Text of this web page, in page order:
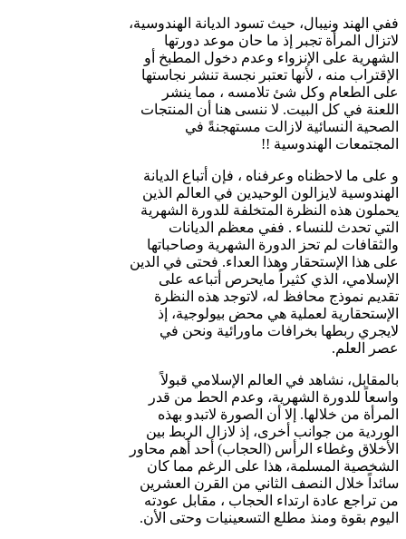
ففي الهند ونيبال، حيث تسود الديانة الهندوسية،
لاتزال المرأة تجبر إذ ما حان موعد دورتها
الشهرية على الإنزواء وعدم دخول المطبخ أو
الإقتراب منه ، لأنها تعتبر نجسة تنشر نجاستها
على الطعام وكل شئ تلامسه ، مما ينشر
اللعنة في كل البيت. لا ننسى هنا أن المنتجات
الصحية النسائية لازالت مستهجنةً في
المجتمعات الهندوسية !!
و على ما لاحظناه وعرفناه ، فإن أتباع الديانة
الهندوسية لايزالون الوحيدين في العالم الذين
يحملون هذه النظرة المتخلفة للدورة الشهرية
التي تحدث للنساء . ففي معظم الديانات
والثقافات لم تحز الدورة الشهرية وصاحباتها
على هذا الإستحقار وهذا العداء. فحتى في الدين
الإسلامي، الذي كثيراً مايحرص أتباعه على
تقديم نموذج محافظ له، لاتوجد هذه النظرة
الإستحقارية لعملية هي محض بيولوجية، إذ
لايجري ربطها بخرافات ماورائية ونحن في
عصر العلم.
بالمقابل، نشاهد في العالم الإسلامي قبولاً
واسعاً للدورة الشهرية، وعدم الحط من قدر
المرأة من خلالها. إلا أن الصورة لاتبدو بهذه
الوردية من جوانب أخرى، إذ لازال الربط بين
الأخلاق وغطاء الرأس (الحجاب) أحد أهم محاور
الشخصية المسلمة، هذا على الرغم مما كان
سائداً خلال النصف الثاني من القرن العشرين
من تراجع عادة ارتداء الحجاب ، مقابل عودته
اليوم بقوة ومنذ مطلع التسعينيات وحتى الأن.